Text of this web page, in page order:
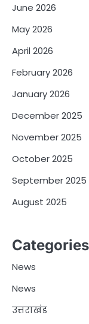
June 2026
May 2026
April 2026
February 2026
January 2026
December 2025
November 2025
October 2025
September 2025
August 2025
Categories
News
News
उत्तराखंड